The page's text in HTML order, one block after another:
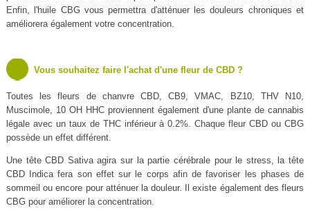
Enfin, l'huile CBG vous permettra d'atténuer les douleurs chroniques et
améliorera également votre concentration.
Vous souhaitez faire l'achat d'une fleur de CBD ?
Toutes les fleurs de chanvre CBD, CB9, VMAC, BZ10, THV N10,
Muscimole, 10 OH HHC proviennent également d'une plante de cannabis
légale avec un taux de THC inférieur à 0.2%. Chaque fleur CBD ou CBG
possède un effet différent.
Une tête CBD Sativa agira sur la partie cérébrale pour le stress, la tête
CBD Indica fera son effet sur le corps afin de favoriser les phases de
sommeil ou encore pour atténuer la douleur. Il existe également des fleurs
CBG pour améliorer la concentration.